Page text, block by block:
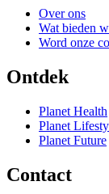
Over ons
Wat bieden
Word onze
Ontdek
Planet Health
Planet
Planet Future
Contact